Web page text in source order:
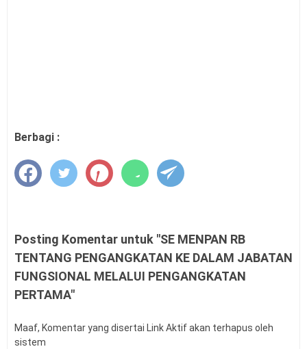
Kalender Pendidikan Kabupaten Kendal 2026/2027
Kalender Pendidikan Kabupaten Minahasa Utara
2026/2027
Kalender Pendidikan Kabupaten Kebumen 2026/2027
Berbagi :
Posting Komentar untuk "SE MENPAN RB
TENTANG PENGANGKATAN KE DALAM JABATAN
FUNGSIONAL MELALUI PENGANGKATAN
PERTAMA"
Maaf, Komentar yang disertai Link Aktif akan terhapus oleh
sistem